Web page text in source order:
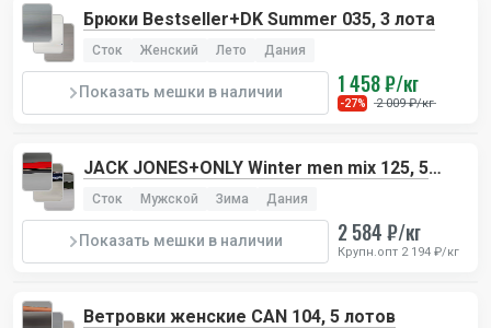
Брюки Bestseller+DK Summer 035, 3 лота
Сток Женский Лето Дания
Показать мешки в наличии 1 458 ₽/кг
-27% 2 009 ₽/кг
JACK JONES+ONLY Winter men mix 125, 5
лотов
Сток Мужской Зима Дания
Показать мешки в наличии 2 584 ₽/кг
Крупн.опт 2 194 ₽/кг
Ветровки женские CAN 104, 5 лотов